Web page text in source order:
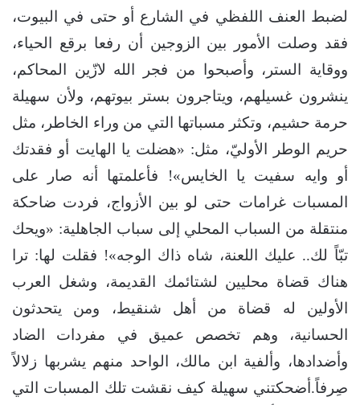
لضبط العنف اللفظي في الشارع أو حتى في البيوت،
فقد وصلت الأمور بين الزوجين أن رفعا برقع الحياء،
ووقاية الستر، وأصبحوا من فجر الله لازّين المحاكم،
ينشرون غسيلهم، ويتاجرون بستر بيوتهم، ولأن سهيلة
حرمة حشيم، وتكثر مسباتها التي من وراء الخاطر، مثل
حريم الوطر الأوليّ، مثل: «هضلت يا الهايت أو فقدتك
أو وايه سفيت يا الخايس»! فأعلمتها أنه صار على
المسبات غرامات حتى لو بين الأزواج، فردت ضاحكة
منتقلة من السباب المحلي إلى سباب الجاهلية: «ويحك
تبّاً لك.. عليك اللعنة، شاه ذاك الوجه»! فقلت لها: ترا
هناك قضاة محليين لشتائمك القديمة، وشغل العرب
الأولين له قضاة من أهل شنقيط، ومن يتحدثون
الحسانية، وهم تخصص عميق في مفردات الضاد
وأضدادها، وألفية ابن مالك، الواحد منهم يشربها زلالاً
صِرفاً.أضحكتني سهيلة كيف نقشت تلك المسبات التي